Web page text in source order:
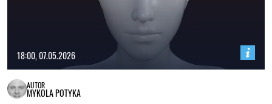
18:00, 07.05.2026
AUTOR
MYKOLA POTYKA